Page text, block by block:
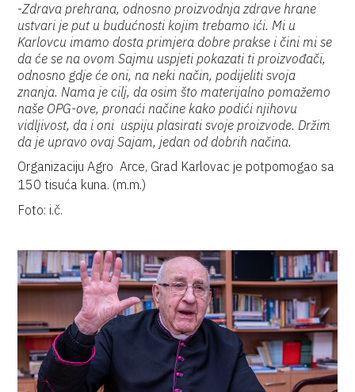
-Zdrava prehrana, odnosno proizvodnja zdrave hrane
ustvari je put u budućnosti kojim trebamo ići. Mi u
Karlovcu imamo dosta primjera dobre prakse i čini mi se
da će se na ovom Sajmu uspjeti pokazati ti proizvođači,
odnosno gdje će oni, na neki način, podijeliti svoja
znanja. Nama je cilj, da osim što materijalno pomažemo
naše OPG-ove, pronaći načine kako podići njihovu
vidljivost, da i oni uspiju plasirati svoje proizvode. Držim
da je upravo ovaj Sajam, jedan od dobrih načina.
Organizaciju Agro Arce, Grad Karlovac je potpomogao sa
150 tisuća kuna. (m.m.)
Foto: i.č.